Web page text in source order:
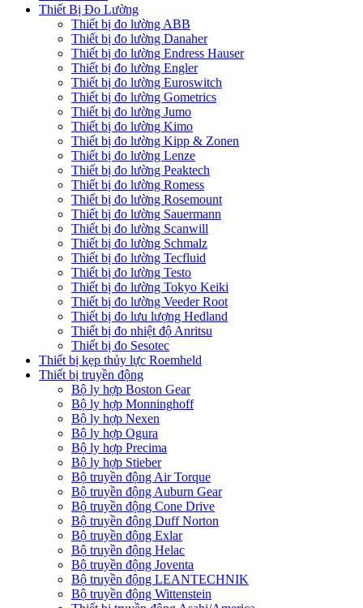
Thiết Bị Đo Lường
Thiết bị đo lường ABB
Thiết bị đo lường Danaher
Thiết bị đo lường Endress Hauser
Thiết bị đo lường Engler
Thiết bị đo lường Euroswitch
Thiết bị đo lường Gometrics
Thiết bị đo lường Jumo
Thiết bị đo lường Kimo
Thiết bị đo lường Kipp & Zonen
Thiết bị đo lường Lenze
Thiết bị đo lường Peaktech
Thiết bị đo lường Romess
Thiết bị đo lường Rosemount
Thiết bị đo lường Sauermann
Thiết bị đo lường Scanwill
Thiết bị đo lường Schmalz
Thiết bị đo lường Tecfluid
Thiết bị đo lường Testo
Thiết bị đo lường Tokyo Keiki
Thiết bị đo lường Veeder Root
Thiết bị đo lưu lượng Hedland
Thiết bị đo nhiệt độ Anritsu
Thiết bị đo Sesotec
Thiết bị kẹp thủy lực Roemheld
Thiết bị truyền động
Bộ ly hợp Boston Gear
Bộ ly hợp Monninghoff
Bộ ly hợp Nexen
Bộ ly hợp Ogura
Bộ ly hợp Precima
Bộ ly hợp Stieber
Bộ truyền động Air Torque
Bộ truyền động Auburn Gear
Bộ truyền động Cone Drive
Bộ truyền động Duff Norton
Bộ truyền động Exlar
Bộ truyền động Helac
Bộ truyền động Joventa
Bộ truyền động LEANTECHNIK
Bộ truyền động Wittenstein